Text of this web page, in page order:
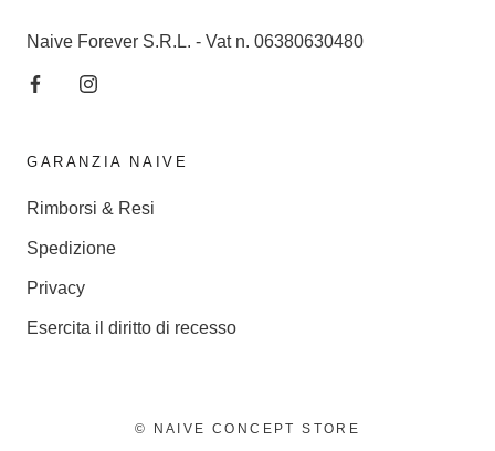
Naive Forever S.R.L. - Vat n. 06380630480
GARANZIA NAIVE
Rimborsi & Resi
Spedizione
Privacy
Esercita il diritto di recesso
© NAIVE CONCEPT STORE